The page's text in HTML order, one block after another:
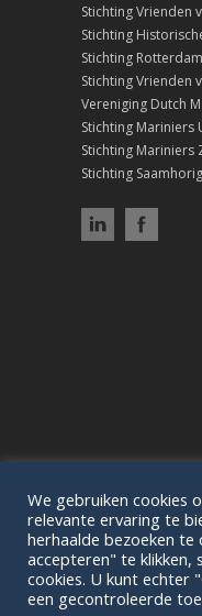
Stichting Vrienden
Stichting
Stichting
Stichting Vrienden
Vereniging Dutch
Stichting Mariniers
Stichting Mariniers
Stichting
We gebruiken cookies
relevante ervaring te
herhaalde bezoeken
accepteren" te klikken,
cookies. U kunt echter
een gecontroleerde